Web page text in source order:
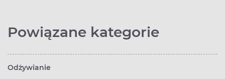
Powiązane kategorie
Odżywianie